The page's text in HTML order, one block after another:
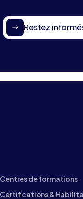
Restez
Centres de formations
Certifications &